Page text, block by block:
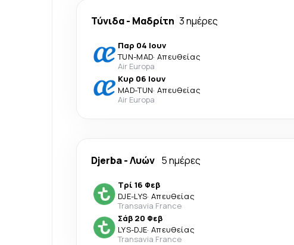
Τύνιδα- Μαδρίτη 3 ημέρες
Παρ 04 Ιουν
TUN-MAD· Απευθείας
Air Europa
Κυρ 06 Ιουν
MAD-TUN· Απευθείας
Air Europa
Djerba-Λυών 5 ημέρες
Τρί 16 Φεβ
DJE-LYS· Απευθείας
Transavia France
Σάβ 20 Φεβ
LYS-DJE· Απευθείας
Transavia France